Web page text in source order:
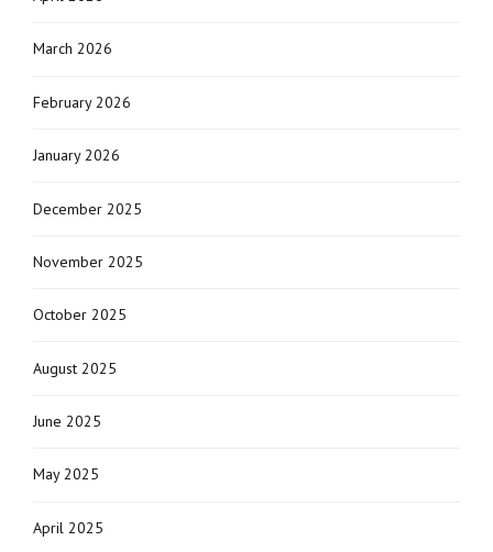
March 2026
February 2026
January 2026
December 2025
November 2025
October 2025
August 2025
June 2025
May 2025
April 2025